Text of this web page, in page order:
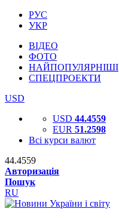
РУС
УКР
ВІДЕО
ФОТО
НАЙПОПУЛЯРНІШІ
СПЕЦПРОЕКТИ
USD
USD 44.4559
EUR 51.2598
Всі курси валют
44.4559
Авторизація
Пошук
RU